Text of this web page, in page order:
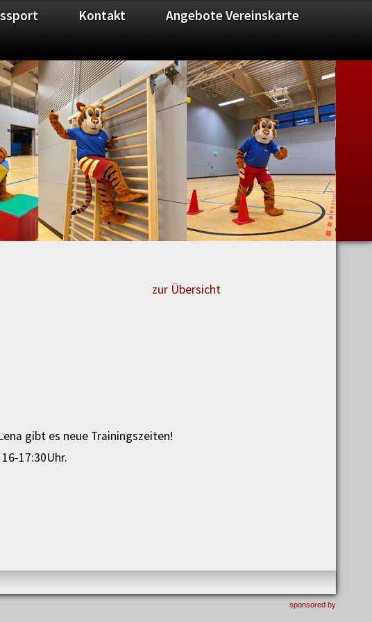
Kontakt
Angebote Vereinskarte
zur Übersicht
gibt es neue Trainingszeiten!
17:30Uhr.
sponsored by